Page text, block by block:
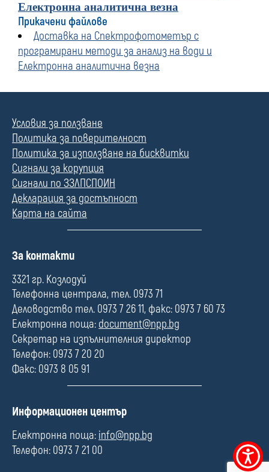
Меню
за
Електронна аналитична везна
Прикачени файлове
Доставка на Спектрофотометър с
програмирани методи за анализ на води и
Електронна аналитична везна
Условия за ползване
Политика за поверителност
Политика за използване на бисквитки
Сигнали за корупция
Сигнали по ЗЗЛПСПОИН
Декларация за достъпност
Карта на сайта
П
л
е
За контакти
3321 гр. Козлодуй
Телефонна централа, тел. 0973 71
Деловодство тел. 0973 7 26 11, факс: 0973 7 60 73
Електронна поща: document@npp.bg
Секретар на изпълнителния директор
Телефон: 0973 7 20 20
Факс: 0973 8 05 91
П
л
е
Информационен център
Електронна поща: info@npp.bg
Телефон: 0973 7 21 00